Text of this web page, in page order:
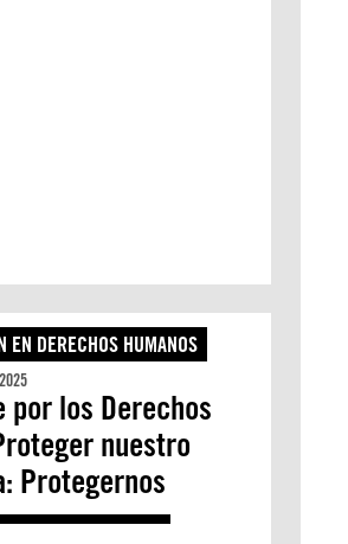
EN DERECHOS HUMANOS
por los Derechos
nuestro
Protegernos